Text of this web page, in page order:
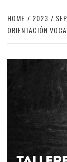
HOME 2023
ORIENTACIÓN